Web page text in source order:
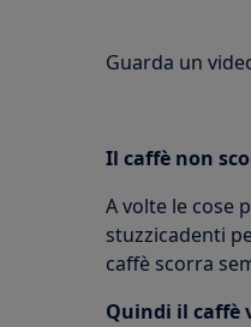
Guarda un
Il caffè non
A volte le cose
stuzzicadenti
caffè scorra
Quindi il caffè